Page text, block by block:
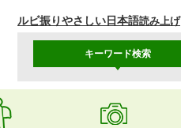
ルビ振りやさしい日本語読み上げ
キーワード検索